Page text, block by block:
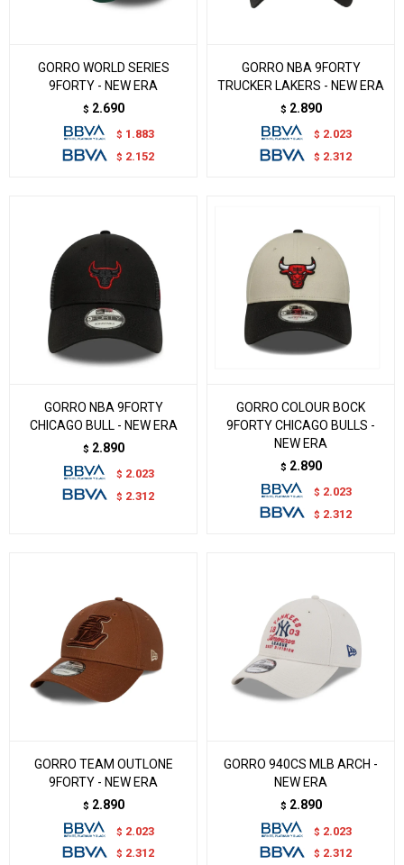
GORRO WORLD SERIES
9FORTY - NEW ERA
$ 2.690
$ 1.883
$ 2.152
GORRO NBA 9FORTY
TRUCKER LAKERS - NEW ERA
$ 2.890
$ 2.023
$ 2.312
GORRO NBA 9FORTY
CHICAGO BULL - NEW ERA
$ 2.890
$ 2.023
$ 2.312
GORRO COLOUR BOCK
9FORTY CHICAGO BULLS -
NEW ERA
$ 2.890
$ 2.023
$ 2.312
GORRO TEAM OUTLONE
9FORTY - NEW ERA
$ 2.890
$ 2.023
$ 2.312
GORRO 940CS MLB ARCH -
NEW ERA
$ 2.890
$ 2.023
$ 2.312